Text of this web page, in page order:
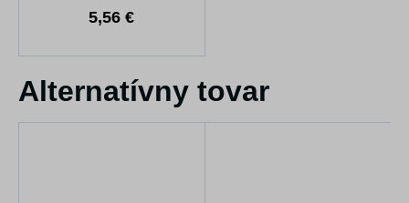
5,56 €
Alternatívny tovar